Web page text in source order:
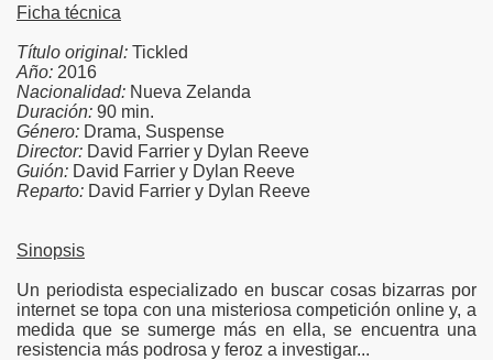
Ficha técnica
Título original: Tickled
Año: 2016
Nacionalidad: Nueva Zelanda
Duración: 90 min.
Género: Drama, Suspense
Director: David Farrier y Dylan Reeve
Guión: David Farrier y Dylan Reeve
Reparto: David Farrier y Dylan Reeve
Sinopsis
Un periodista especializado en buscar cosas bizarras por
internet se topa con una misteriosa competición online y, a
medida que se sumerge más en ella, se encuentra una
resistencia más podrosa y feroz a investigar...